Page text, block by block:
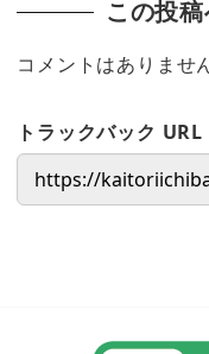
この投
コメントはありませ
トラックバック URL